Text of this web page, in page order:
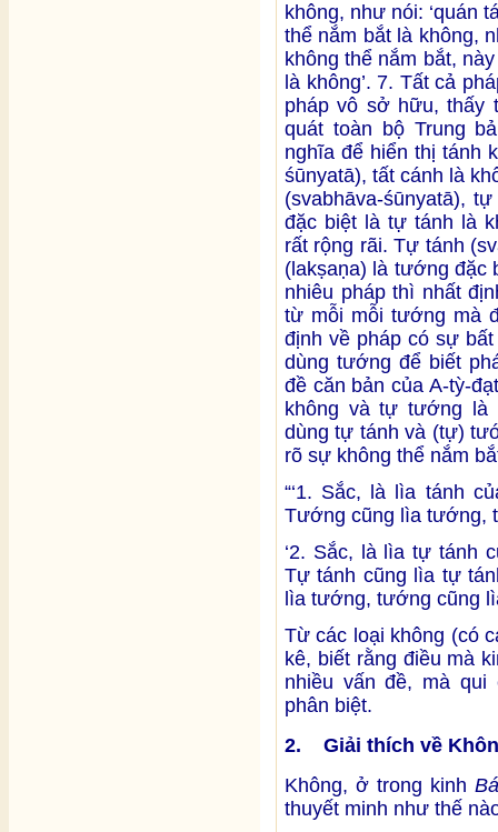
không, như nói: ‘quán
thể nắm bắt là không,
không thể nắm bắt,
là không’. 7. Tất cả
pháp vô sở hữu, thấy
quát toàn bộ Trung
nghĩa để hiển thị tánh
śūnyatā), tất cánh là
(svabhāva-śūnyatā),
đặc biệt là tự tánh là
rất rộng rãi. Tự tánh
(lakṣaṇa) là tướng đặc
nhiêu pháp thì nhất
từ mỗi mỗi tướng mà
định về pháp có sự
dùng tướng để biết
đề căn bản của A-tỳ-
không và tự tướng là
dùng tự tánh và (tự)
rõ sự không thể nắm
“‘1. Sắc, là lìa tánh
Tướng cũng lìa tướng,
‘2. Sắc, là lìa tự tánh
Tự tánh cũng lìa tự
lìa tướng, tướng cũng
Từ các loại không (có
kê, biết rằng điều mà
nhiều vấn đề, mà
phân biệt.
2. Giải thích về
Không, ở trong kinh
thuyết minh như thế